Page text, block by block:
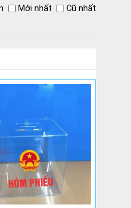
Mới nhất Cũ nhất